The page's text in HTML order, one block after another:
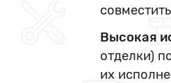
Высокая
отделки)
их